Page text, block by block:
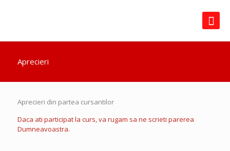
Aprecieri
Aprecieri din partea cursantilor
Daca ati participat la curs, va rugam sa ne scrieti parerea
Dumneavoastra.